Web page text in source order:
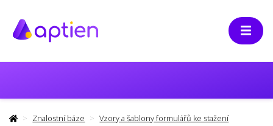
Znalostní báze
Vzory a šablony formulářů ke stažení